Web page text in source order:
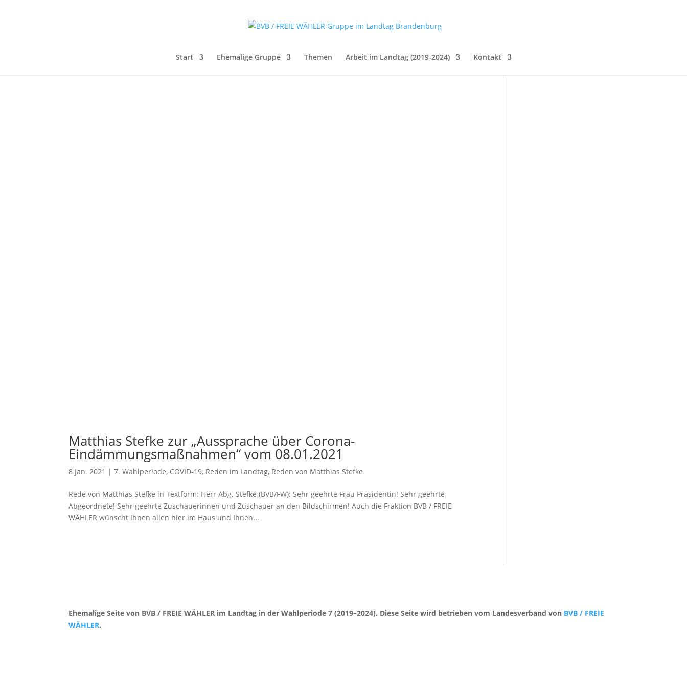
Start Ehemalige Gruppe Themen Arbeit im Landtag (2019-2024) Kontakt
Matthias Stefke zur „Aussprache über Corona-
Eindämmungsmaßnahmen“ vom 08.01.2021
8 Jan. 2021 |7. Wahlperiode, COVID-19, Reden im Landtag, Reden von Matthias Stefke
Rede von Matthias Stefke in Textform: Herr Abg. Stefke (BVB/FW): Sehr geehrte Frau Präsidentin! Sehr geehrte
Abgeordnete! Sehr geehrte Zuschauerinnen und Zuschauer an den Bildschirmen! Auch die Fraktion BVB / FREIE
WÄHLER wünscht Ihnen allen hier im Haus und Ihnen...
Ehemalige Seite von BVB / FREIE WÄHLER im Landtag in der Wahlperiode 7 (2019–2024). Diese Seite wird betrieben vom Landesverband von BVB / FREIE
WÄHLER.